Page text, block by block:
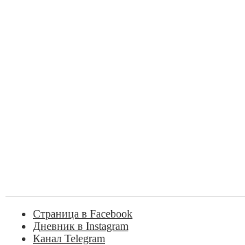
Страница в Facebook
Дневник в Instagram
Канал Telegram